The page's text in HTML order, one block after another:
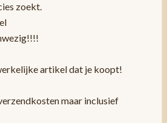
zoekt.
artikel dat je koopt!
maar inclusief